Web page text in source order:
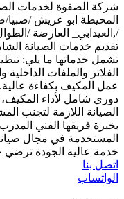
شركة الصفوة لخدمات
المحيطة ابو عريش /
/,العيدابي_ العارضة /
تقديم خدمات الصيانة
تشمل خدماتها ما يلي:
الفلاتر والملفات
عمل المكيف بكفاءة
دوري شامل لأداء
الصيانة اللازمة لتجنب
بخبرة فريقها الفني
المستخدمة في مجال
خدمة عالية الجودة ترضي
اتصل بنا
الواتساب